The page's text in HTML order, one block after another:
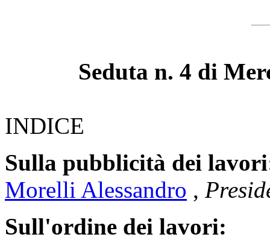
Seduta n. 4 di
INDICE
Sulla pubblicità dei
Morelli Alessandro ,
Sull'ordine dei lavori: